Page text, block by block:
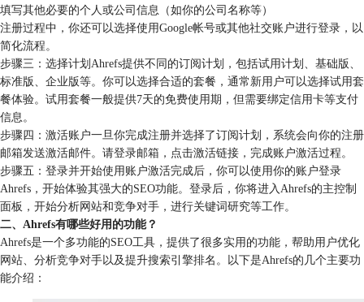
填写其他必要的个人或公司信息（如你的公司名称等）
注册过程中，你还可以选择使用Google帐号或其他社交账户进行登录，以
简化流程。
步骤三：选择计划Ahrefs提供不同的订阅计划，包括试用计划、基础版、
标准版、企业版等。你可以选择合适的套餐，通常新用户可以选择试用套
餐体验。试用套餐一般提供7天的免费使用期，但需要绑定信用卡等支付
信息。
步骤四：激活账户一旦你完成注册并选择了订阅计划，系统会向你的注册
邮箱发送激活邮件。请登录邮箱，点击激活链接，完成账户激活过程。
步骤五：登录并开始使用账户激活完成后，你可以使用你的账户登录
Ahrefs，开始体验其强大的SEO功能。登录后，你将进入Ahrefs的主控制
面板，开始分析网站和竞争对手，进行关键词研究等工作。
二、Ahrefs有哪些好用的功能？
Ahrefs是一个多功能的SEO工具，提供了很多实用的功能，帮助用户优化
网站、分析竞争对手以及提升搜索引擎排名。以下是Ahrefs的几个主要功
能介绍：